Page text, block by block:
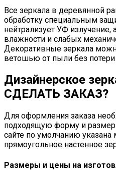
Все зеркала в деревянной
обработку специальным
нейтрализует УФ излучение,
влажности и слабых
Декоративные зеркала
ветошью от пыли без потери
Дизайнерское
СДЕЛАТЬ ЗАКАЗ?
Для оформления заказа
подходящую форму и размер
сайте по умолчанию
прямоугольное настенное
Размеры и цены на